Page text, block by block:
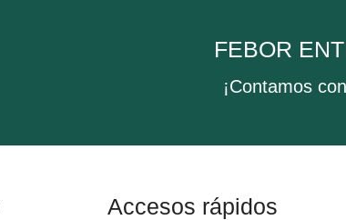
FEBOR
¡Contamos
Accesos rápidos